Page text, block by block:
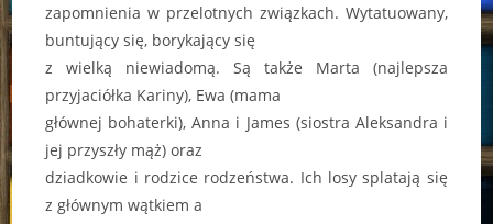
zapomnienia w przelotnych związkach. Wytatuowany,
buntujący się, borykający się
z wielką niewiadomą. Są także Marta (najlepsza
przyjaciółka Kariny), Ewa (mama
głównej bohaterki), Anna i James (siostra Aleksandra i
jej przyszły mąż) oraz
dziadkowie i rodzice rodzeństwa. Ich losy splatają się
z głównym wątkiem a